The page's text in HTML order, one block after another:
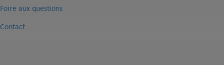
Foire aux questions
Contact